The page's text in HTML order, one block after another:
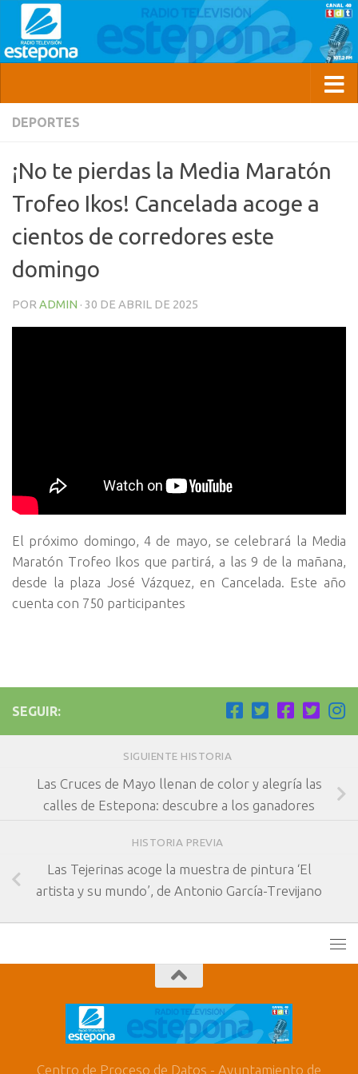
DEPORTES
¡No te pierdas la Media Maratón
Trofeo Ikos! Cancelada acoge a
cientos de corredores este
domingo
POR ADMIN · 30 DE ABRIL DE 2025
El próximo domingo, 4 de mayo, se celebrará la Media
Maratón Trofeo Ikos que partirá, a las 9 de la mañana,
desde la plaza José Vázquez, en Cancelada. Este año
cuenta con 750 participantes
SEGUIR:
SIGUIENTE HISTORIA
Las Cruces de Mayo llenan de color y alegría las
calles de Estepona: descubre a los ganadores
HISTORIA PREVIA
Las Tejerinas acoge la muestra de pintura ‘El
artista y su mundo’, de Antonio García-Trevijano
Centro de Proceso de Datos - Ayuntamiento de